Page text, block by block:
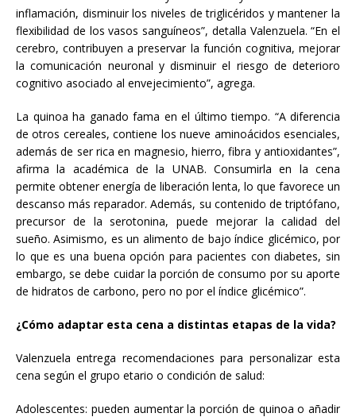
inflamación, disminuir los niveles de triglicéridos y mantener la
flexibilidad de los vasos sanguíneos”, detalla Valenzuela. “En el
cerebro, contribuyen a preservar la función cognitiva, mejorar
la comunicación neuronal y disminuir el riesgo de deterioro
cognitivo asociado al envejecimiento”, agrega.
La quinoa ha ganado fama en el último tiempo. “A diferencia
de otros cereales, contiene los nueve aminoácidos esenciales,
además de ser rica en magnesio, hierro, fibra y antioxidantes”,
afirma la académica de la UNAB. Consumirla en la cena
permite obtener energía de liberación lenta, lo que favorece un
descanso más reparador. Además, su contenido de triptófano,
precursor de la serotonina, puede mejorar la calidad del
sueño. Asimismo, es un alimento de bajo índice glicémico, por
lo que es una buena opción para pacientes con diabetes, sin
embargo, se debe cuidar la porción de consumo por su aporte
de hidratos de carbono, pero no por el índice glicémico”.
¿Cómo adaptar esta cena a distintas etapas de la vida?
Valenzuela entrega recomendaciones para personalizar esta
cena según el grupo etario o condición de salud:
Adolescentes: pueden aumentar la porción de quinoa o añadir